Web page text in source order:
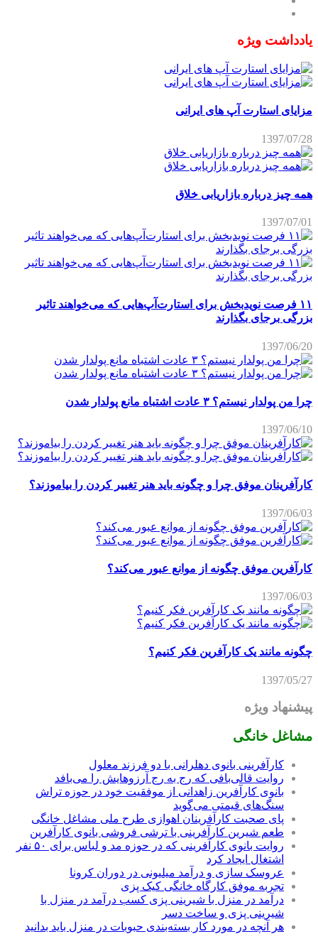
یادداشت ویژه
مزایای استارت آپ های ایرانی
1397/07/28
همه چیز درباره بازاریابی خلاق
1397/07/01
۱۱ فرصت نویدبخش برای استارت‌آپ‌هایی که می‌خواهند تاثیر
بزرگی برجای بگذارند
1397/06/20
چرا من پولدار نیستم؟ ۳ عادت اشتباه مانع پولدار شدن
1397/06/10
کارآفرینان موفق چرا و چگونه باید هنر تغییر کردن را بیاموزند؟
1397/06/03
کارآفرین موفق چگونه از موانع عبور می‌کند؟
1397/06/03
چگونه مانند یک کارآفرین فکر کنیم؟
1397/05/27
پیشنهاد ویژه
مشاغل خانگی
کارآفرینی بانوی دهلرانی با دو فرزند معلول
روایت قالی‌بافی که رج به رج آرزوهایش را می‌بافد
بانوی کارآفرین زاهدانی از موفقیت خود در حوزه تراش
سنگ‌های قیمتی می‌گوید
پای صحبت کارآفرینان اهوازی طرح ملی مشاغل خانگی
طعم شیرین کارآفرینی با ترشی فروشی بانوی کارآفرین
روایت بانوی کارآفرینی که در حوزه مد و لباس برای ۵۰ نفر
اشتغال ایجاد کرد
عروسک سازی و درآمد میلیونی در دوران کرونا
تجربه موفق کارگاه خانگی کیک پزی
درآمد در منزل با شیرینی پزی کسب درآمد در منزل با
شیرینی پزی و ساخت دسر
هر آنچه در مورد کار بسته‌بندی حبوبات در منزل باید بدانید